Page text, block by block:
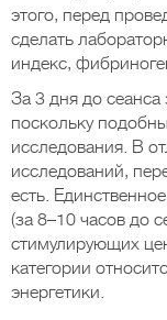
этого, перед
сделать
индекс,
За 3 дня до
поскольку
исследования. В
исследований,
есть.
(за 8–10 часов до
стимулирующих
категории
энергетики.